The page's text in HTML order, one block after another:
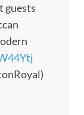
guests